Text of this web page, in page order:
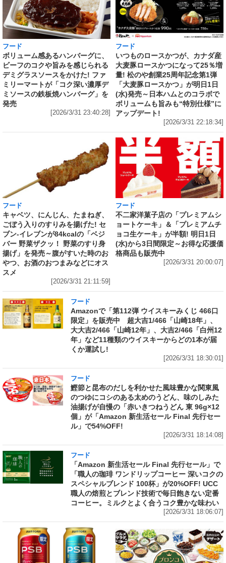
フード
ボリューム感あるハンバーグに、
ビーフのコクや旨みを感じられる
デミグラスソースをかけた! ファ
ミリーマートが「コク深い濃厚デ
ミソースの鉄板焼ハンバーグ」を
発売
[2026/3/31 23:40:28]
フード
いつものロースかつが、カナダ産
大麦豚ロースかつになって25％増
量! 松のや創業25周年記念第1弾
「大麦豚ロースかつ」が明日1日
(水)発売～日本ハムとのコラボで
ボリュームも旨みも“特別仕様”に
アップデート!
[2026/3/31 22:18:34]
フード
キャベツ、にんじん、たまねぎ、
ごぼう入りのすりみを揚げた! セ
ブン‐イレブンが84kcalの「ベジ
バー 野菜ザクッ！ 野菜のすり身
揚げ」を発売～腹がすいた時のお
やつ、お酒のおつまみなどにオス
スメ
[2026/3/31 21:11:59]
フード
不二家洋菓子店の「プレミアムシ
ョートケーキ」＆「プレミアムチ
ョコ生ケーキ」が半額! 明日1日
(水)から3日間限定～お得な応援価
格商品も販売中
[2026/3/31 20:00:07]
フード
Amazonで「第112弾 ウイスキーみくじ 466口
限定」を販売中 超大吉1/466「山崎18年」、
大大吉2/466「山崎12年」、大吉2/466「白州12
年」など11種類のウイスキーからどの1本が届
くか運試し!
[2026/3/31 18:30:01]
フード
鰹節と昆布のだしを利かせた風味豊かな関東風
のつゆにコシのある太めのうどん、味のしみた
油揚げが自慢の「赤いきつねうどん 東 96g×12
個」が「Amazon 新生活セール Final 先行セー
ル」で54%OFF!
[2026/3/31 18:14:08]
フード
「Amazon 新生活セール Final 先行セール」で
「職人の珈琲 ワンドリップコーヒー 深いコクの
スペシャルブレンド 100杯」が20%OFF! UCC
職人の焙煎とブレンド技術で毎日飽きない定番
コーヒー。ミルクとよく合うコク豊かな味わい
[2026/3/31 18:06:07]